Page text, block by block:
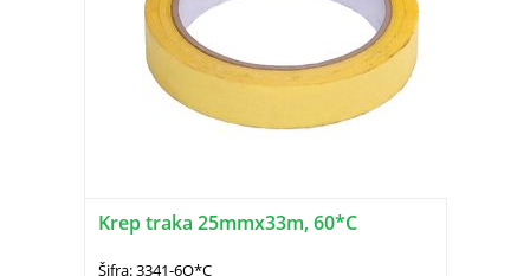
Krep traka 25mmx33m, 60*C
Šifra: 3341-6O*C